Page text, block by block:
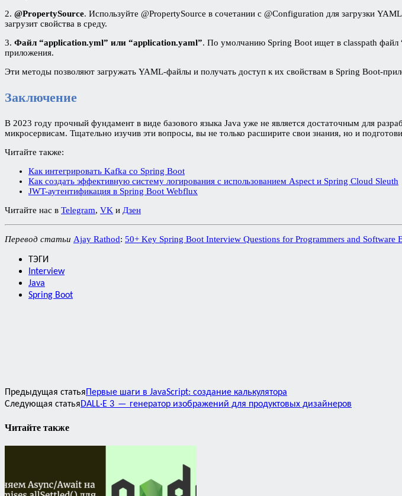
2. @PropertySource. Используйте @PropertySource в сочетании с @Configuration для загрузки
загрузит свойства в среду.
3. Файл “application.yml” или “application.yaml”. По умолчанию Spring Boot ищет в classpath файл
приложения.
Эти методы позволяют загружать YAML-файлы и получать доступ к их свойствам в Spring Boot-
Заключение
В 2023 году прочный фундамент в виде базового языка Java уже не является достаточным для
микросервисам. Тщательно изучив эти вопросы, вы не только расширите свои знания, но и
Читайте также:
Как интегрировать Kafka со Spring Boot
Как создать эффективную систему логирования с использованием Aspect и Spring Cloud Sleuth
JWT-аутентификация в Spring Boot Webflux
Читайте нас в Telegram, VK и Дзен
Перевод статьи Ajay Rathod: 50+ Key Spring Boot Interview Questions for Programmers and Software
ТЭГИ
Interview
Java
Spring Boot
Предыдущая статья Первые шаги в JavaScript: создание калькулятора
Следующая статьяDALL·E 3 — генератор изображений для продуктовых дизайнеров
Читайте также